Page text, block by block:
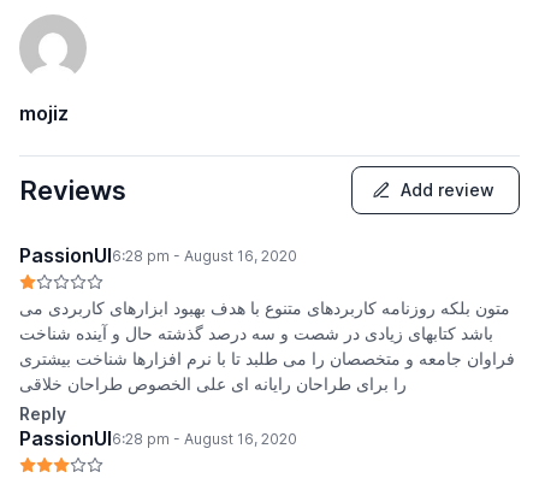
mojiz
Reviews Add review
PassionUI6:28 pm - August 16, 2020
متون بلکه روزنامه کاربردهای متنوع با هدف بهبود ابزارهای کاربردی می
باشد کتابهای زیادی در شصت و سه درصد گذشته حال و آینده شناخت
فراوان جامعه و متخصصان را می طلبد تا با نرم افزارها شناخت بیشتری
را برای طراحان رایانه ای علی الخصوص طراحان خلاقی
Reply
PassionUI6:28 pm - August 16, 2020